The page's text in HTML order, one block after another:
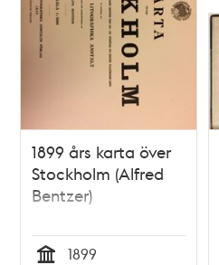
1899 års karta över
Stockholm (Alfred
Bentzer)
1899